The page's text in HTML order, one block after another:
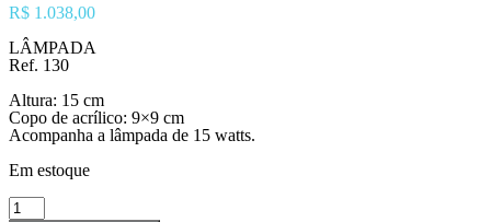
R$ 1.038,00
LÂMPADA
Ref. 130
Altura: 15 cm
Copo de acrílico: 9×9 cm
Acompanha a lâmpada de 15 watts.
Em estoque
Lâmpada